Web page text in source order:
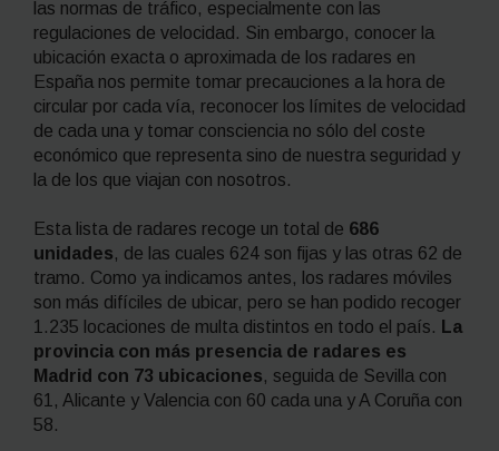
las normas de tráfico, especialmente con las
regulaciones de velocidad. Sin embargo, conocer la
ubicación exacta o aproximada de los radares en
España nos permite tomar precauciones a la hora de
circular por cada vía, reconocer los límites de velocidad
de cada una y tomar consciencia no sólo del coste
económico que representa sino de nuestra seguridad y
la de los que viajan con nosotros.
Esta lista de radares recoge un total de 686
unidades, de las cuales 624 son fijas y las otras 62 de
tramo. Como ya indicamos antes, los radares móviles
son más difíciles de ubicar, pero se han podido recoger
1.235 locaciones de multa distintos en todo el país. La
provincia con más presencia de radares es
Madrid con 73 ubicaciones, seguida de Sevilla con
61, Alicante y Valencia con 60 cada una y A Coruña con
58.